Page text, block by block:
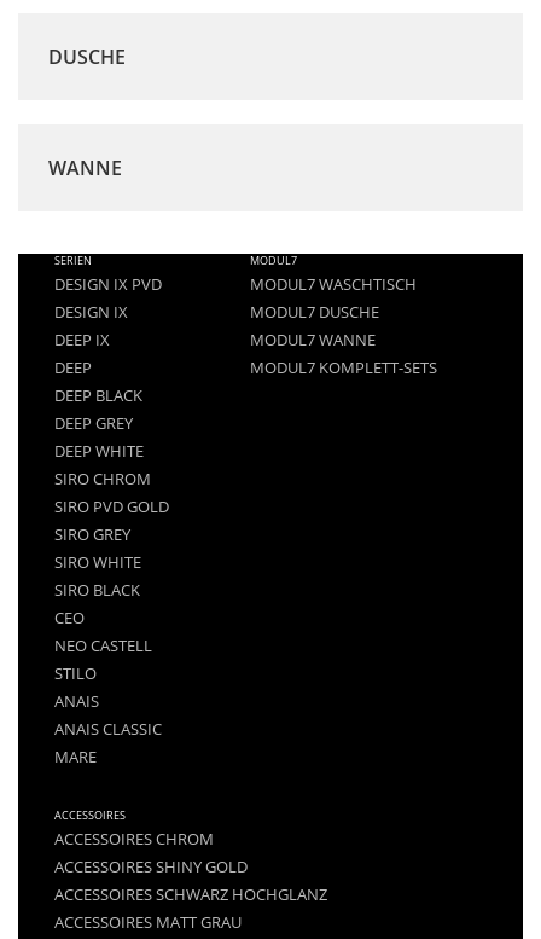
DUSCHE
WANNE
FOOTER
MENU
SERIEN
DESIGN IX PVD
DESIGN IX
DEEP IX
DEEP
DEEP BLACK
DEEP GREY
DEEP WHITE
SIRO CHROM
SIRO PVD GOLD
SIRO GREY
SIRO WHITE
SIRO BLACK
CEO
NEO CASTELL
STILO
ANAIS
ANAIS CLASSIC
MARE
MODUL7
MODUL7 WASCHTISCH
MODUL7 DUSCHE
MODUL7 WANNE
MODUL7 KOMPLETT-SETS
ACCESSOIRES
ACCESSOIRES CHROM
ACCESSOIRES SHINY GOLD
ACCESSOIRES SCHWARZ HOCHGLANZ
ACCESSOIRES MATT GRAU